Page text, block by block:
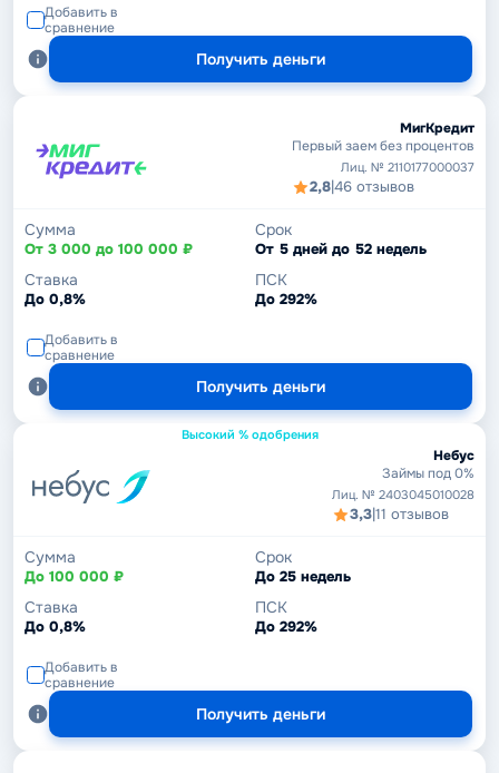
Добавить в
сравнение
Получить деньги
МигКредит
Первый заем без процентов
Лиц. № 2110177000037
2,8|46 отзывов
Сумма
От 3 000 до 100 000 ₽
Срок
От 5 дней до 52 недель
Ставка
До 0,8%
ПСК
До 292%
Добавить в
сравнение
Получить деньги
Высокий % одобрения
Небус
Займы под 0%
Лиц. № 2403045010028
3,3|11 отзывов
Сумма
До 100 000 ₽
Срок
До 25 недель
Ставка
До 0,8%
ПСК
До 292%
Добавить в
сравнение
Получить деньги